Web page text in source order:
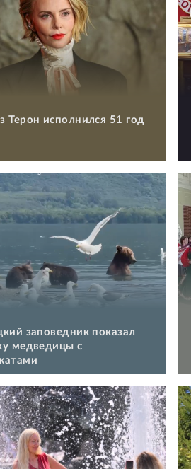
Терон исполнился 51 год
заповедник показал
медведицы с